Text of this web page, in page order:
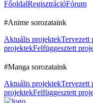
FőoldalRegisztrációFórum
#Anime sorozataink
Aktuális projektekTervezett
projektekFelfüggesztett
#Manga sorozataink
Aktuális projektekTervezett
projektekFelfüggesztett